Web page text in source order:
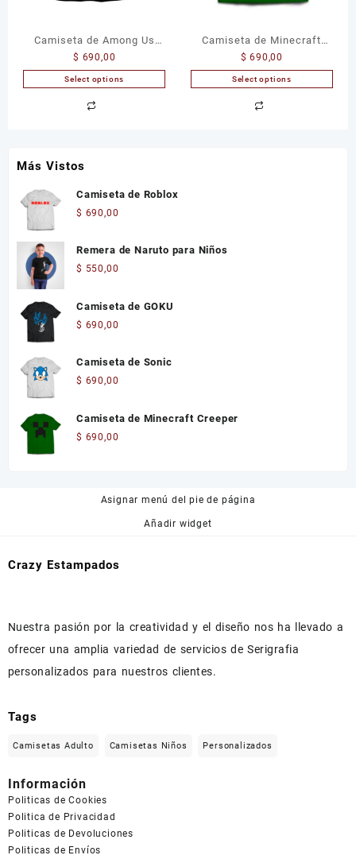
Camiseta de Among Us
Impostor
$ 690,00
Select options
Camiseta de Minecraft
Creeper
$ 690,00
Select options
Más Vistos
Camiseta de Roblox
$ 690,00
Remera de Naruto para Niños
$ 550,00
Camiseta de GOKU
$ 690,00
Camiseta de Sonic
$ 690,00
Camiseta de Minecraft Creeper
$ 690,00
Asignar menú del pie de página
Añadir widget
Crazy Estampados
Nuestra pasión por la creatividad y el diseño nos ha llevado a
ofrecer una amplia variedad de servicios de Serigrafia
personalizados para nuestros clientes.
Tags
Camisetas Adulto Camisetas Niños Personalizados
Información
Politicas de Cookies
Politica de Privacidad
Politicas de Devoluciones
Politicas de Envíos